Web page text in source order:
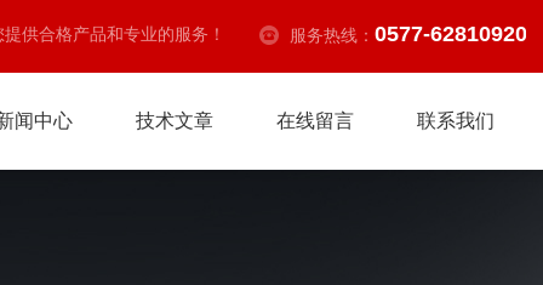
供合格产品和专业的服务！ 服务热线： 0577-62810920
闻中心 技术文章 在线留言 联系我们